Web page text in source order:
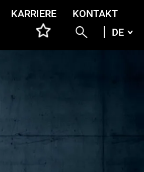
KARRIERE
KONTAKT
DE